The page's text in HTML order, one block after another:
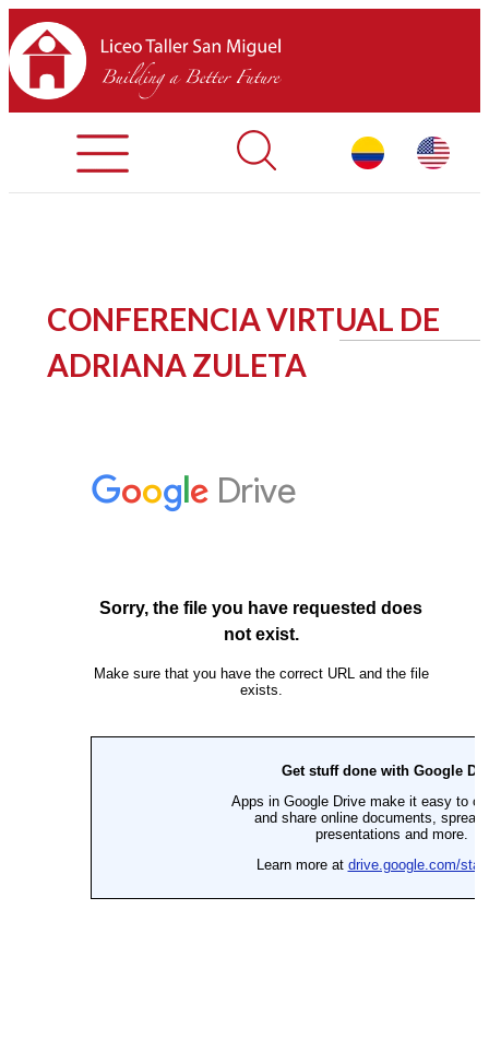
INICIO
SOBRE LTSM
EGRESADOS
CONFERENCIA VIRTUAL DE
ADRIANA ZULETA